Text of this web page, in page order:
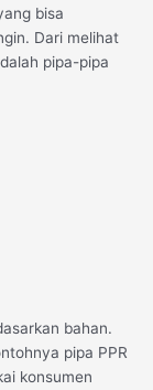
bisa
Dari melihat
pipa-pipa
bahan.
pipa PPR
konsumen